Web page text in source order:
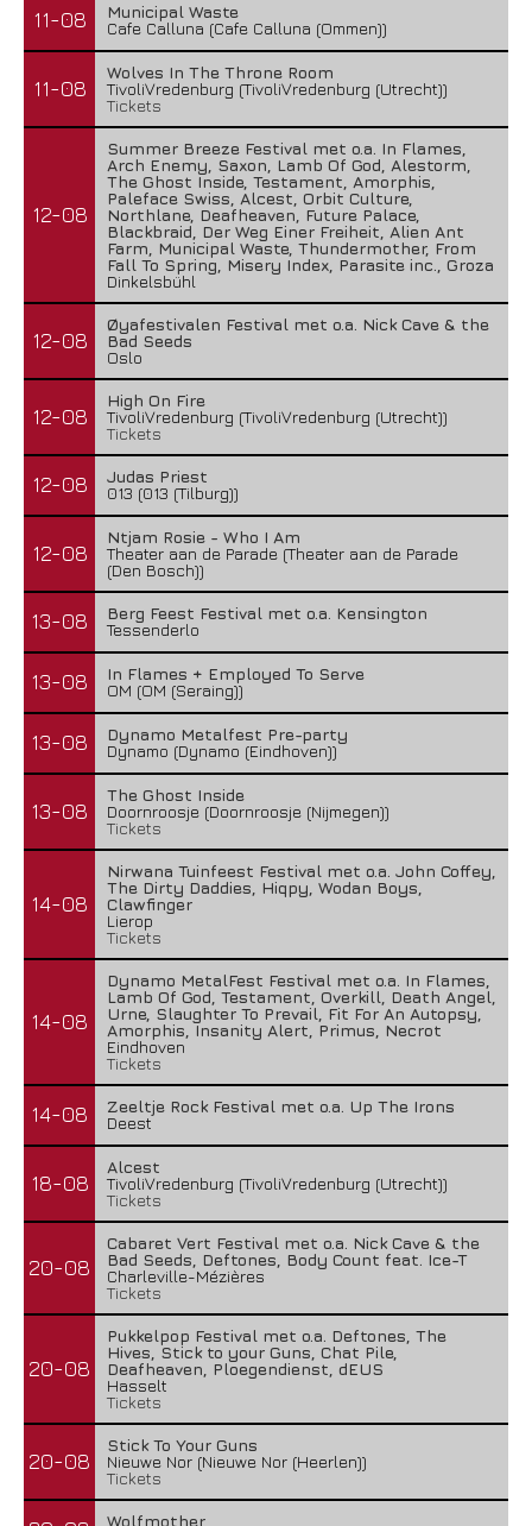
11-08
Municipal Waste
Cafe Calluna (Cafe Calluna (Ommen))
11-08
Wolves In The Throne Room
TivoliVredenburg (TivoliVredenburg (Utrecht))
Tickets
12-08
Summer Breeze Festival met o.a. In Flames,
Arch Enemy, Saxon, Lamb Of God, Alestorm,
The Ghost Inside, Testament, Amorphis,
Paleface Swiss, Alcest, Orbit Culture,
Northlane, Deafheaven, Future Palace,
Blackbraid, Der Weg Einer Freiheit, Alien Ant
Farm, Municipal Waste, Thundermother, From
Fall To Spring, Misery Index, Parasite inc., Groza
Dinkelsbühl
12-08
Øyafestivalen Festival met o.a. Nick Cave & the
Bad Seeds
Oslo
12-08
High On Fire
TivoliVredenburg (TivoliVredenburg (Utrecht))
Tickets
12-08
Judas Priest
013 (013 (Tilburg))
12-08
Ntjam Rosie - Who I Am
Theater aan de Parade (Theater aan de Parade
(Den Bosch))
13-08
Berg Feest Festival met o.a. Kensington
Tessenderlo
13-08
In Flames + Employed To Serve
OM (OM (Seraing))
13-08
Dynamo Metalfest Pre-party
Dynamo (Dynamo (Eindhoven))
13-08
The Ghost Inside
Doornroosje (Doornroosje (Nijmegen))
Tickets
14-08
Nirwana Tuinfeest Festival met o.a. John Coffey,
The Dirty Daddies, Hiqpy, Wodan Boys,
Clawfinger
Lierop
Tickets
14-08
Dynamo MetalFest Festival met o.a. In Flames,
Lamb Of God, Testament, Overkill, Death Angel,
Urne, Slaughter To Prevail, Fit For An Autopsy,
Amorphis, Insanity Alert, Primus, Necrot
Eindhoven
Tickets
14-08
Zeeltje Rock Festival met o.a. Up The Irons
Deest
18-08
Alcest
TivoliVredenburg (TivoliVredenburg (Utrecht))
Tickets
20-08
Cabaret Vert Festival met o.a. Nick Cave & the
Bad Seeds, Deftones, Body Count feat. Ice-T
Charleville-Mézières
Tickets
20-08
Pukkelpop Festival met o.a. Deftones, The
Hives, Stick to your Guns, Chat Pile,
Deafheaven, Ploegendienst, dEUS
Hasselt
Tickets
20-08
Stick To Your Guns
Nieuwe Nor (Nieuwe Nor (Heerlen))
Tickets
Wolfmother